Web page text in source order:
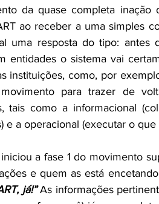
da quase completa inação
ao receber a uma simples
uma resposta do tipo: antes
entidades o sistema vai
instituições, como, por
para trazer de
tais como a informacional
e a operacional (executar o que
a fase 1 do movimento
já!” As informações